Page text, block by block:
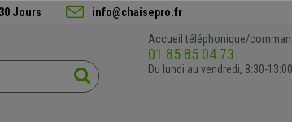
Jours info@chaisepro.fr
Accueil téléphonique/
01 85 85 04 73
Du lundi au vendredi, 8:30-